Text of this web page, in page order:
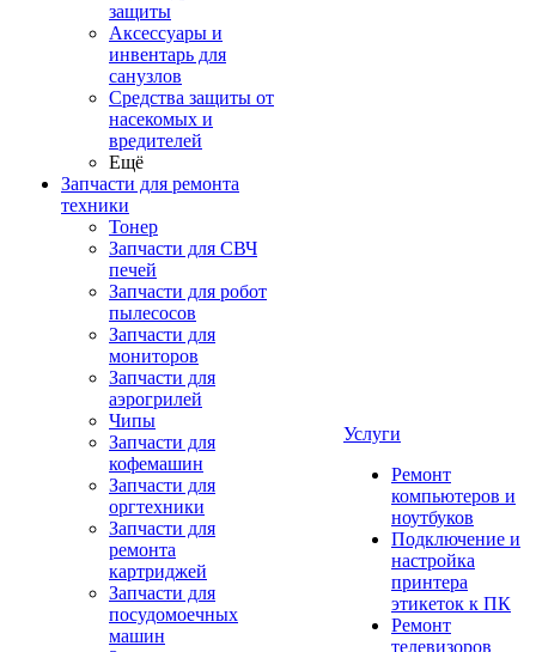
защиты
Аксессуары и
инвентарь для
санузлов
Средства защиты от
насекомых и
вредителей
Ещё
Запчасти для ремонта
техники
Тонер
Запчасти для СВЧ
печей
Запчасти для робот
пылесосов
Запчасти для
мониторов
Запчасти для
аэрогрилей
Чипы
Запчасти для
кофемашин
Запчасти для
оргтехники
Запчасти для
ремонта
картриджей
Запчасти для
посудомоечных
машин
Услуги
Ремонт
компьютеров и
ноутбуков
Подключение и
настройка
принтера
этикеток к ПК
Ремонт
телевизоров